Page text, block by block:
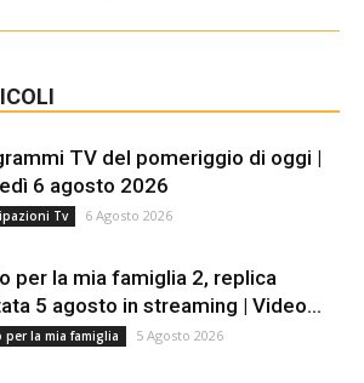
TV del pomeriggio di oggi |
6 agosto 2026
Tv 6 Agosto 2026
per la mia famiglia 2, replica
5 agosto in streaming | Video...
per la mia famiglia 5 Agosto 2026